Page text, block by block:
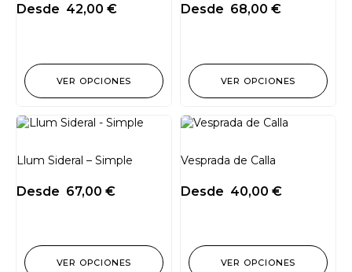
Desde 42,00 €
VER OPCIONES
Desde 68,00 €
VER OPCIONES
Llum Sideral – Simple
Desde 67,00 €
VER OPCIONES
Vesprada de Calla
Desde 40,00 €
VER OPCIONES